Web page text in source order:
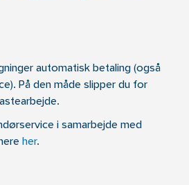
automatisk betaling (også
På den måde slipper du for
i samarbejde med
her.